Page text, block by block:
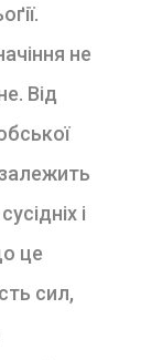
не
Від
і
це
сил,